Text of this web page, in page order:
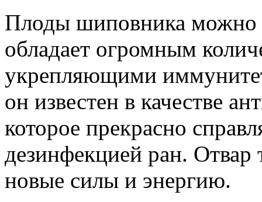
Плоды шиповника можно
обладает огромным
укрепляющими
он известен в качестве
которое прекрасно
дезинфекцией ран. Отвар
новые силы и энергию.